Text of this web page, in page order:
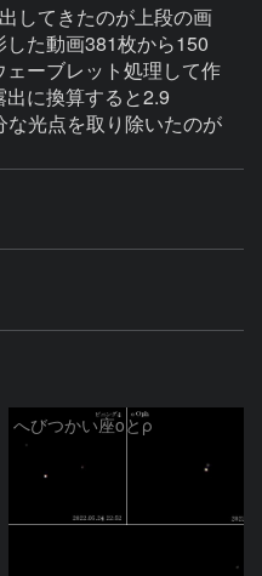
してきたのが上段の画
た動画381枚から150
ーブレット処理して作
に換算すると2.9
光点を取り除いたのが
へびつかい座οとρ